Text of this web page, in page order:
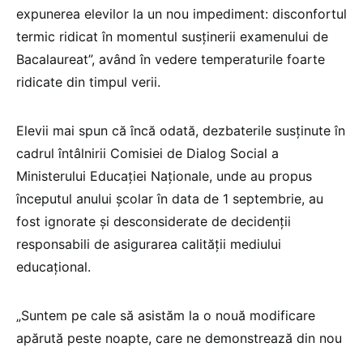
expunerea elevilor la un nou impediment: disconfortul
termic ridicat în momentul susținerii examenului de
Bacalaureat”, având în vedere temperaturile foarte
ridicate din timpul verii.
Elevii mai spun că încă odată, dezbaterile susținute în
cadrul întâlnirii Comisiei de Dialog Social a
Ministerului Educației Naționale, unde au propus
începutul anului şcolar în data de 1 septembrie, au
fost ignorate şi desconsiderate de decidenții
responsabili de asigurarea calității mediului
educațional.
„Suntem pe cale să asistăm la o nouă modificare
apărută peste noapte, care ne demonstrează din nou